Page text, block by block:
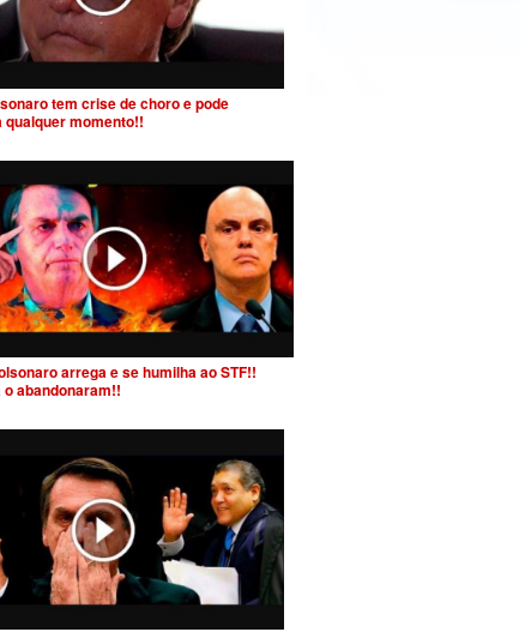
tem crise de choro e pode
qualquer momento!!
arrega e se humilha ao STF!!
abandonaram!!